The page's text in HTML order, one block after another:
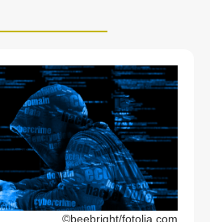
©beebright/fotolia.com